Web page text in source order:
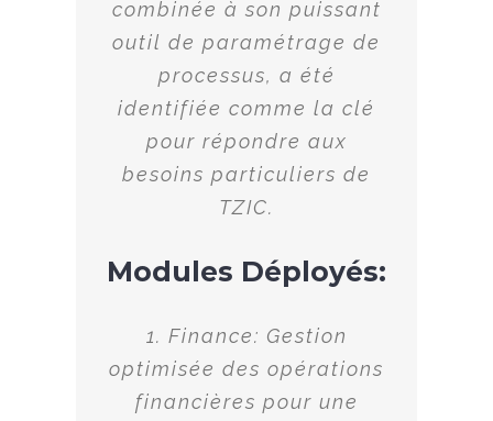
combinée à son puissant
outil de paramétrage de
processus, a été
identifiée comme la clé
pour répondre aux
besoins particuliers de
TZIC.
Modules Déployés:
1. Finance: Gestion
optimisée des opérations
financières pour une